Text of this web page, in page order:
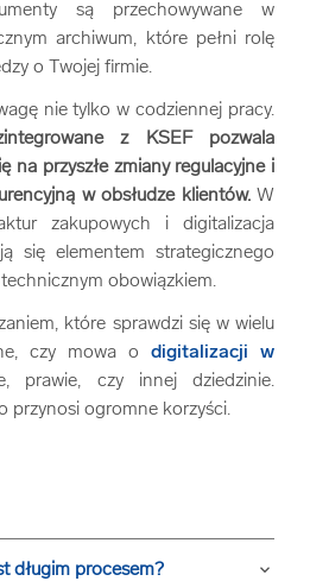
są przechowywane w
archiwum, które pełni rolę
o Twojej firmie.
nie tylko w codziennej pracy.
z KSEF pozwala
na przyszłe zmiany regulacyjne i
w obsłudze klientów.W
zakupowych i digitalizacja
się elementem strategicznego
obowiązkiem.
które sprawdzi się w wielu
czy mowa o digitalizacji w
prawie, czy innej dziedzinie.
przynosi ogromne korzyści.
długim procesem? keyboard_arrow_down